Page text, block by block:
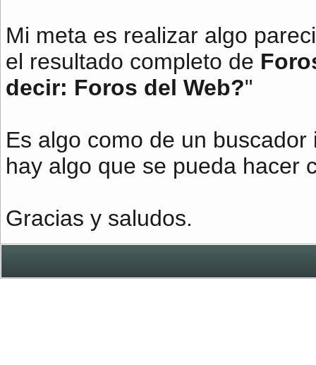
Mi meta es realizar algo
el resultado completo de
decir: Foros del Web?"
Es algo como de un
hay algo que se pueda hacer
Gracias y saludos.